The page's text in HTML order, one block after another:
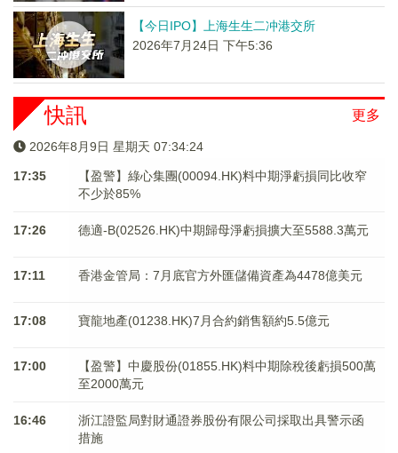
【今日IPO】上海生生二冲港交所
2026年7月24日 下午5:36
更多
快訊
2026年8月9日 星期天 07:34:24
17:35
【盈警】綠心集團(00094.HK)料中期淨虧損同比收窄
不少於85%
17:26 德適-B(02526.HK)中期歸母淨虧損擴大至5588.3萬元
17:11 香港金管局：7月底官方外匯儲備資產為4478億美元
17:08 寶龍地產(01238.HK)7月合約銷售額約5.5億元
17:00
【盈警】中慶股份(01855.HK)料中期除稅後虧損500萬
至2000萬元
16:46
浙江證監局對財通證券股份有限公司採取出具警示函
措施